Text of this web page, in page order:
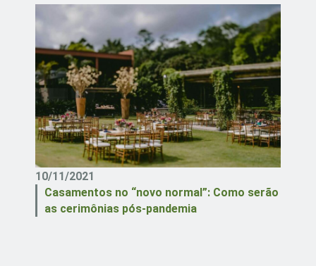
10/11/2021
Casamentos no “novo normal”: Como serão
as cerimônias pós-pandemia